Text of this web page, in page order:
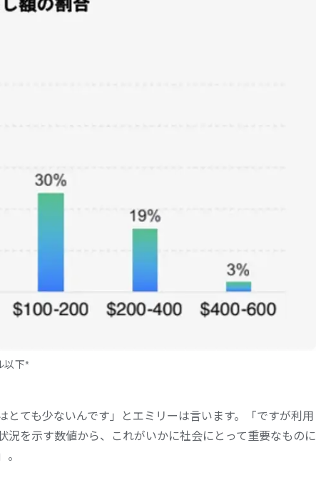
以下*
とても少ないんです」とエミリーは言います。「ですが利用
況を示す数値から、これがいかに社会にとって重要なものに